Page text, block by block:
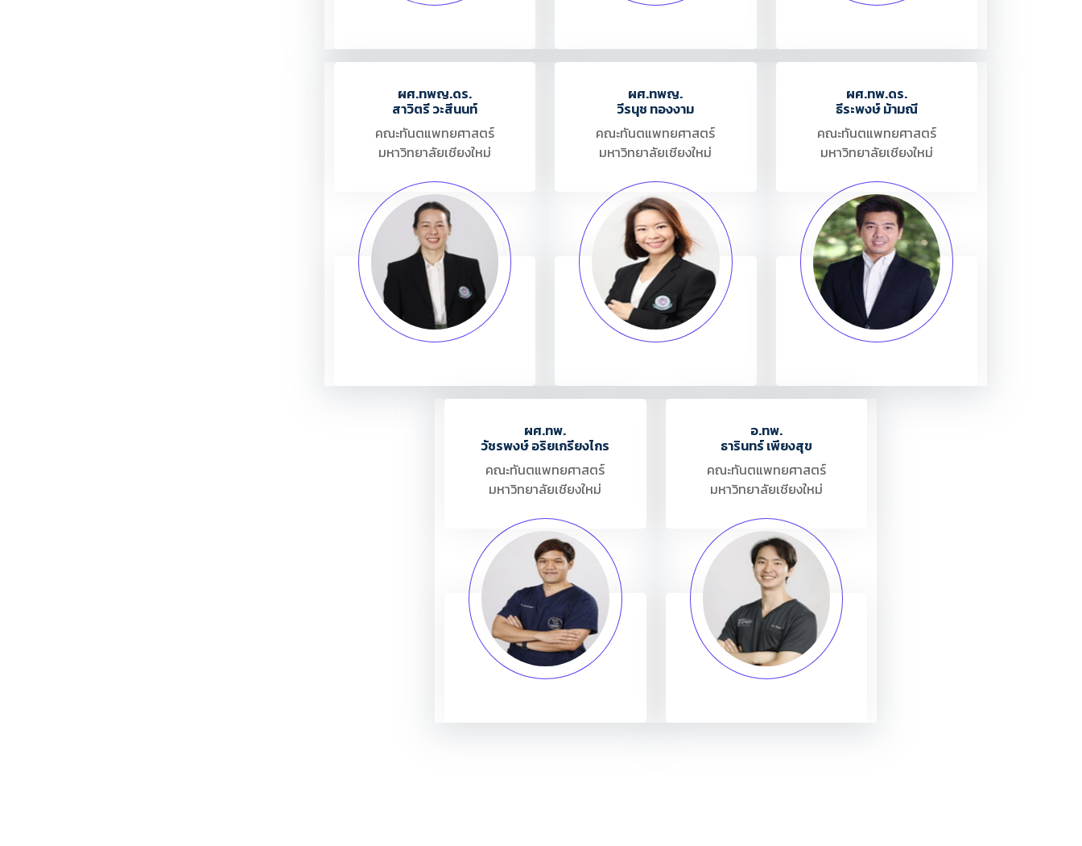
ผศ.ทพญ.ดร.
สาวิตรี วะสีนนท์
คณะทันตแพทยศาสตร์
มหาวิทยาลัยเชียงใหม่
ผศ.ทพญ.
วีรนุช ทองงาม
คณะทันตแพทยศาสตร์
มหาวิทยาลัยเชียงใหม่
ผศ.ทพ.ดร.
ธีระพงษ์ ม้ามณี
คณะทันตแพทยศาสตร์
มหาวิทยาลัยเชียงใหม่
ผศ.ทพ.
วัชรพงษ์ อริยเกรียงไกร
คณะทันตแพทยศาสตร์
มหาวิทยาลัยเชียงใหม่
อ.ทพ.
ธารินทร์ เพียงสุข
คณะทันตแพทยศาสตร์
มหาวิทยาลัยเชียงใหม่